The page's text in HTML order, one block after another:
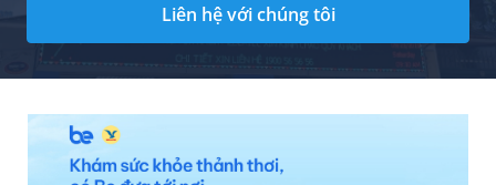
Liên hệ với chúng tôi